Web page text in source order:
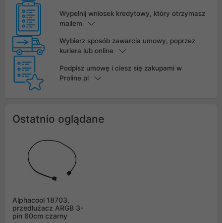
Wypełnij wniosek kredytowy, który otrzymasz
mailem
Wybierz sposób zawarcia umowy, poprzez
kuriera lub online
Podpisz umowę i ciesz się zakupami w
Proline.pl
Ostatnio oglądane
Alphacool 18703,
przedłużacz ARGB 3-
pin 60cm czarny